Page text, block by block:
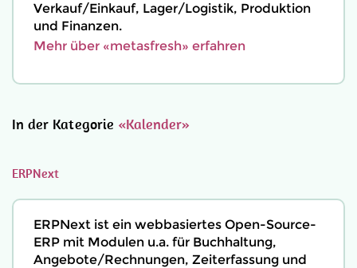
Verkauf/Einkauf, Lager/Logistik, Produktion
und Finanzen.
Mehr über «metasfresh» erfahren
In der Kategorie «Kalender»
ERPNext
ERPNext ist ein webbasiertes Open-Source-
ERP mit Modulen u.a. für Buchhaltung,
Angebote/Rechnungen, Zeiterfassung und